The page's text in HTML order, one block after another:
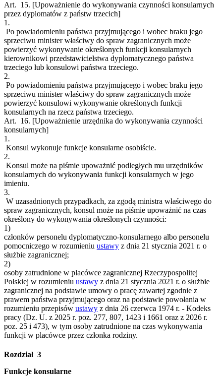
Art. 15. [Upoważnienie do wykonywania czynności konsularnych
przez dyplomatów z państw trzecich]
1.
Po powiadomieniu państwa przyjmującego i wobec braku jego
sprzeciwu minister właściwy do spraw zagranicznych może
powierzyć wykonywanie określonych funkcji konsularnych
kierownikowi przedstawicielstwa dyplomatycznego państwa
trzeciego lub konsulowi państwa trzeciego.
2.
Po powiadomieniu państwa przyjmującego i wobec braku jego
sprzeciwu minister właściwy do spraw zagranicznych może
powierzyć konsulowi wykonywanie określonych funkcji
konsularnych na rzecz państwa trzeciego.
Art. 16. [Upoważnienie urzędnika do wykonywania czynności
konsularnych]
1.
Konsul wykonuje funkcje konsularne osobiście.
2.
Konsul może na piśmie upoważnić podległych mu urzędników
konsularnych do wykonywania funkcji konsularnych w jego
imieniu.
3.
W uzasadnionych przypadkach, za zgodą ministra właściwego do
spraw zagranicznych, konsul może na piśmie upoważnić na czas
określony do wykonywania określonych czynności:
1)
członków personelu dyplomatyczno-konsularnego albo personelu
pomocniczego w rozumieniu ustawy z dnia 21 stycznia 2021 r. o
służbie zagranicznej;
2)
osoby zatrudnione w placówce zagranicznej Rzeczypospolitej
Polskiej w rozumieniu ustawy z dnia 21 stycznia 2021 r. o służbie
zagranicznej na podstawie umowy o pracę zawartej zgodnie z
prawem państwa przyjmującego oraz na podstawie powołania w
rozumieniu przepisów ustawy z dnia 26 czerwca 1974 r. - Kodeks
pracy (Dz. U. z 2025 r. poz. 277, 807, 1423 i 1661 oraz z 2026 r.
poz. 25 i 473), w tym osoby zatrudnione na czas wykonywania
funkcji w placówce przez członka rodziny.
Rozdział 3
Funkcje konsularne